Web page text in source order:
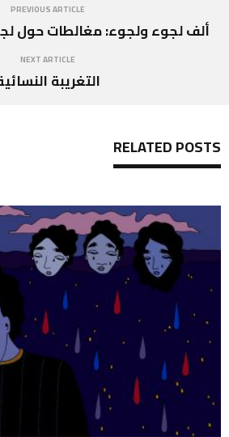
PREVIOUS ARTICLE
ألف لجوء ولجوء: مغالطات حول
NEXT ARTICLE
التغريبة
RELATED POSTS